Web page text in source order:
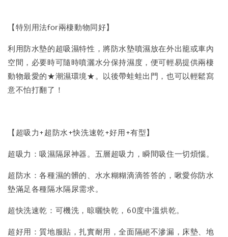
【特別用法for兩棲動物同好】
利用防水墊的超吸濕特性，將防水墊噴濕放在外出籠或車內
空間，必要時可隨時噴灑水分保持濕度，便可輕易提供兩棲
動物最愛的★潮濕環境★。以後帶蛙蛙出門，也可以輕鬆寫
意不怕打翻了！
【超吸力+超防水+快洗速乾+好用+有型】
超吸力：吸濕隔尿神器。五層超吸力，瞬間吸住一切煩惱。
超防水：各種濕的髒的、水水糊糊滴滴答答的，啾愛你防水
墊滿足各種隔水隔尿需求。
超快洗速乾：可機洗，晾曬快乾，60度中溫烘乾。
超好用：質地服貼，扎實耐用，全面隔絕不滲漏，床墊、地